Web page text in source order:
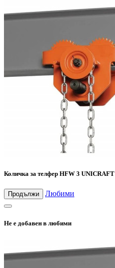
Количка за телфер HFW 3 UNICRAFT
Продължи Любими
Не е добавен в любими